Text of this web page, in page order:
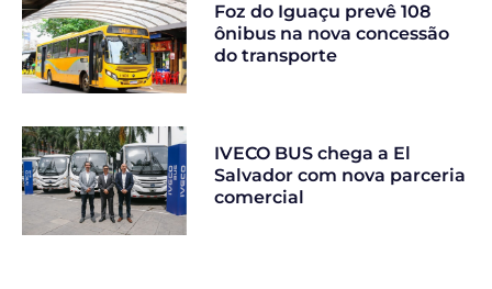
Foz do Iguaçu prevê 108
ônibus na nova concessão
do transporte
IVECO BUS chega a El
Salvador com nova parceria
comercial